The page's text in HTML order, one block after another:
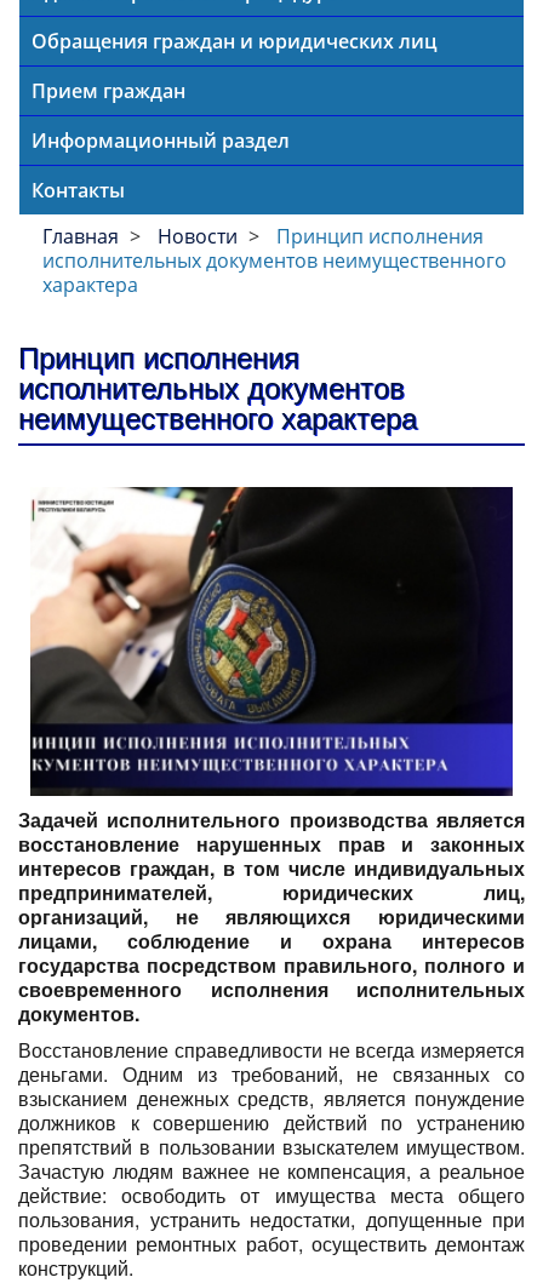
Обращения граждан и юридических лиц
Прием граждан
Информационный раздел
Контакты
Главная
Новости
Принцип исполнения
исполнительных документов неимущественного
характера
Принцип исполнения
исполнительных документов
неимущественного характера
Задачей исполнительного производства является
восстановление нарушенных прав и законных
интересов граждан, в том числе индивидуальных
предпринимателей, юридических лиц,
организаций, не являющихся юридическими
лицами, соблюдение и охрана интересов
государства посредством правильного, полного и
своевременного исполнения исполнительных
документов.
Восстановление справедливости не всегда измеряется
деньгами. Одним из требований, не связанных со
взысканием денежных средств, является понуждение
должников к совершению действий по устранению
препятствий в пользовании взыскателем имуществом.
Зачастую людям важнее не компенсация, а реальное
действие: освободить от имущества места общего
пользования, устранить недостатки, допущенные при
проведении ремонтных работ, осуществить демонтаж
конструкций.